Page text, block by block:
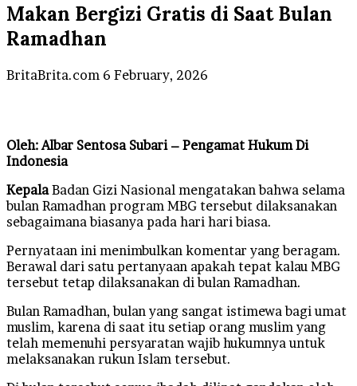
Makan Bergizi Gratis di Saat Bulan
Ramadhan
BritaBrita.com Send
6 February, 2026
Oleh: Albar Sentosa Subari – Pengamat Hukum Di
Indonesia
KepalaBadan Gizi Nasional mengatakan bahwa selama
bulan Ramadhan program MBG tersebut dilaksanakan
sebagaimana biasanya pada hari hari biasa.
Pernyataan ini menimbulkan komentar yang beragam.
Berawal dari satu pertanyaan apakah tepat kalau MBG
tersebut tetap dilaksanakan di bulan Ramadhan.
Bulan Ramadhan, bulan yang sangat istimewa bagi umat
muslim, karena di saat itu setiap orang muslim yang
telah memenuhi persyaratan wajib hukumnya untuk
melaksanakan rukun Islam tersebut.